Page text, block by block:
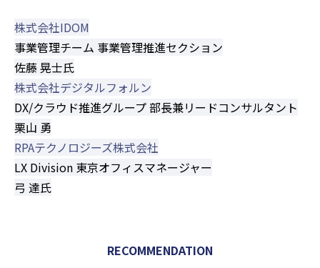
株式会社IDOM
事業管理チーム 事業管理推進セクション
佐藤 晃士氏
株式会社デジタルフォルン
DX/クラウド推進グループ 部長兼リードコンサルタント
栗山 勇
RPAテクノロジーズ株式会社
LX Division 東京オフィスマネージャー
弓 達氏
RECOMMENDATION